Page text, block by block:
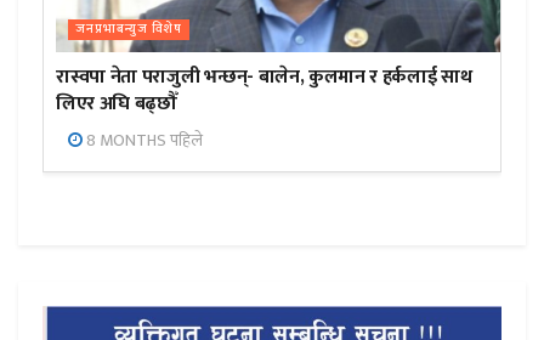
जनप्रभाबन्युज विशेष
रास्वपा नेता पराजुली भन्छन्- बालेन, कुलमान र हर्कलाई साथ
लिएर अघि बढ्छौँ
8 MONTHS पहिले